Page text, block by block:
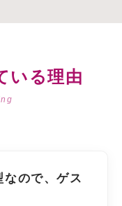
いる理由
なので、ゲス